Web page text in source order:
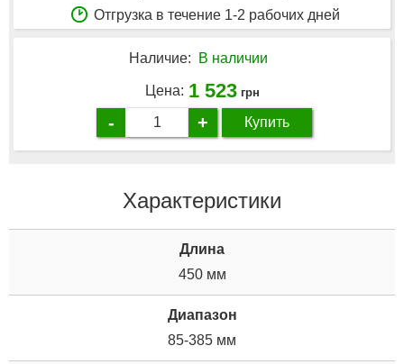
Отгрузка в течение 1-2 рабочих дней
Наличие: В наличии
Цена: 1 523 грн
- + Купить
Характеристики
Длина
450 мм
Диапазон
85-385 мм